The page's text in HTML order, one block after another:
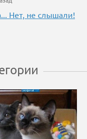
Нет, не слышали!